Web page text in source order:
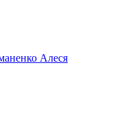
Алеся